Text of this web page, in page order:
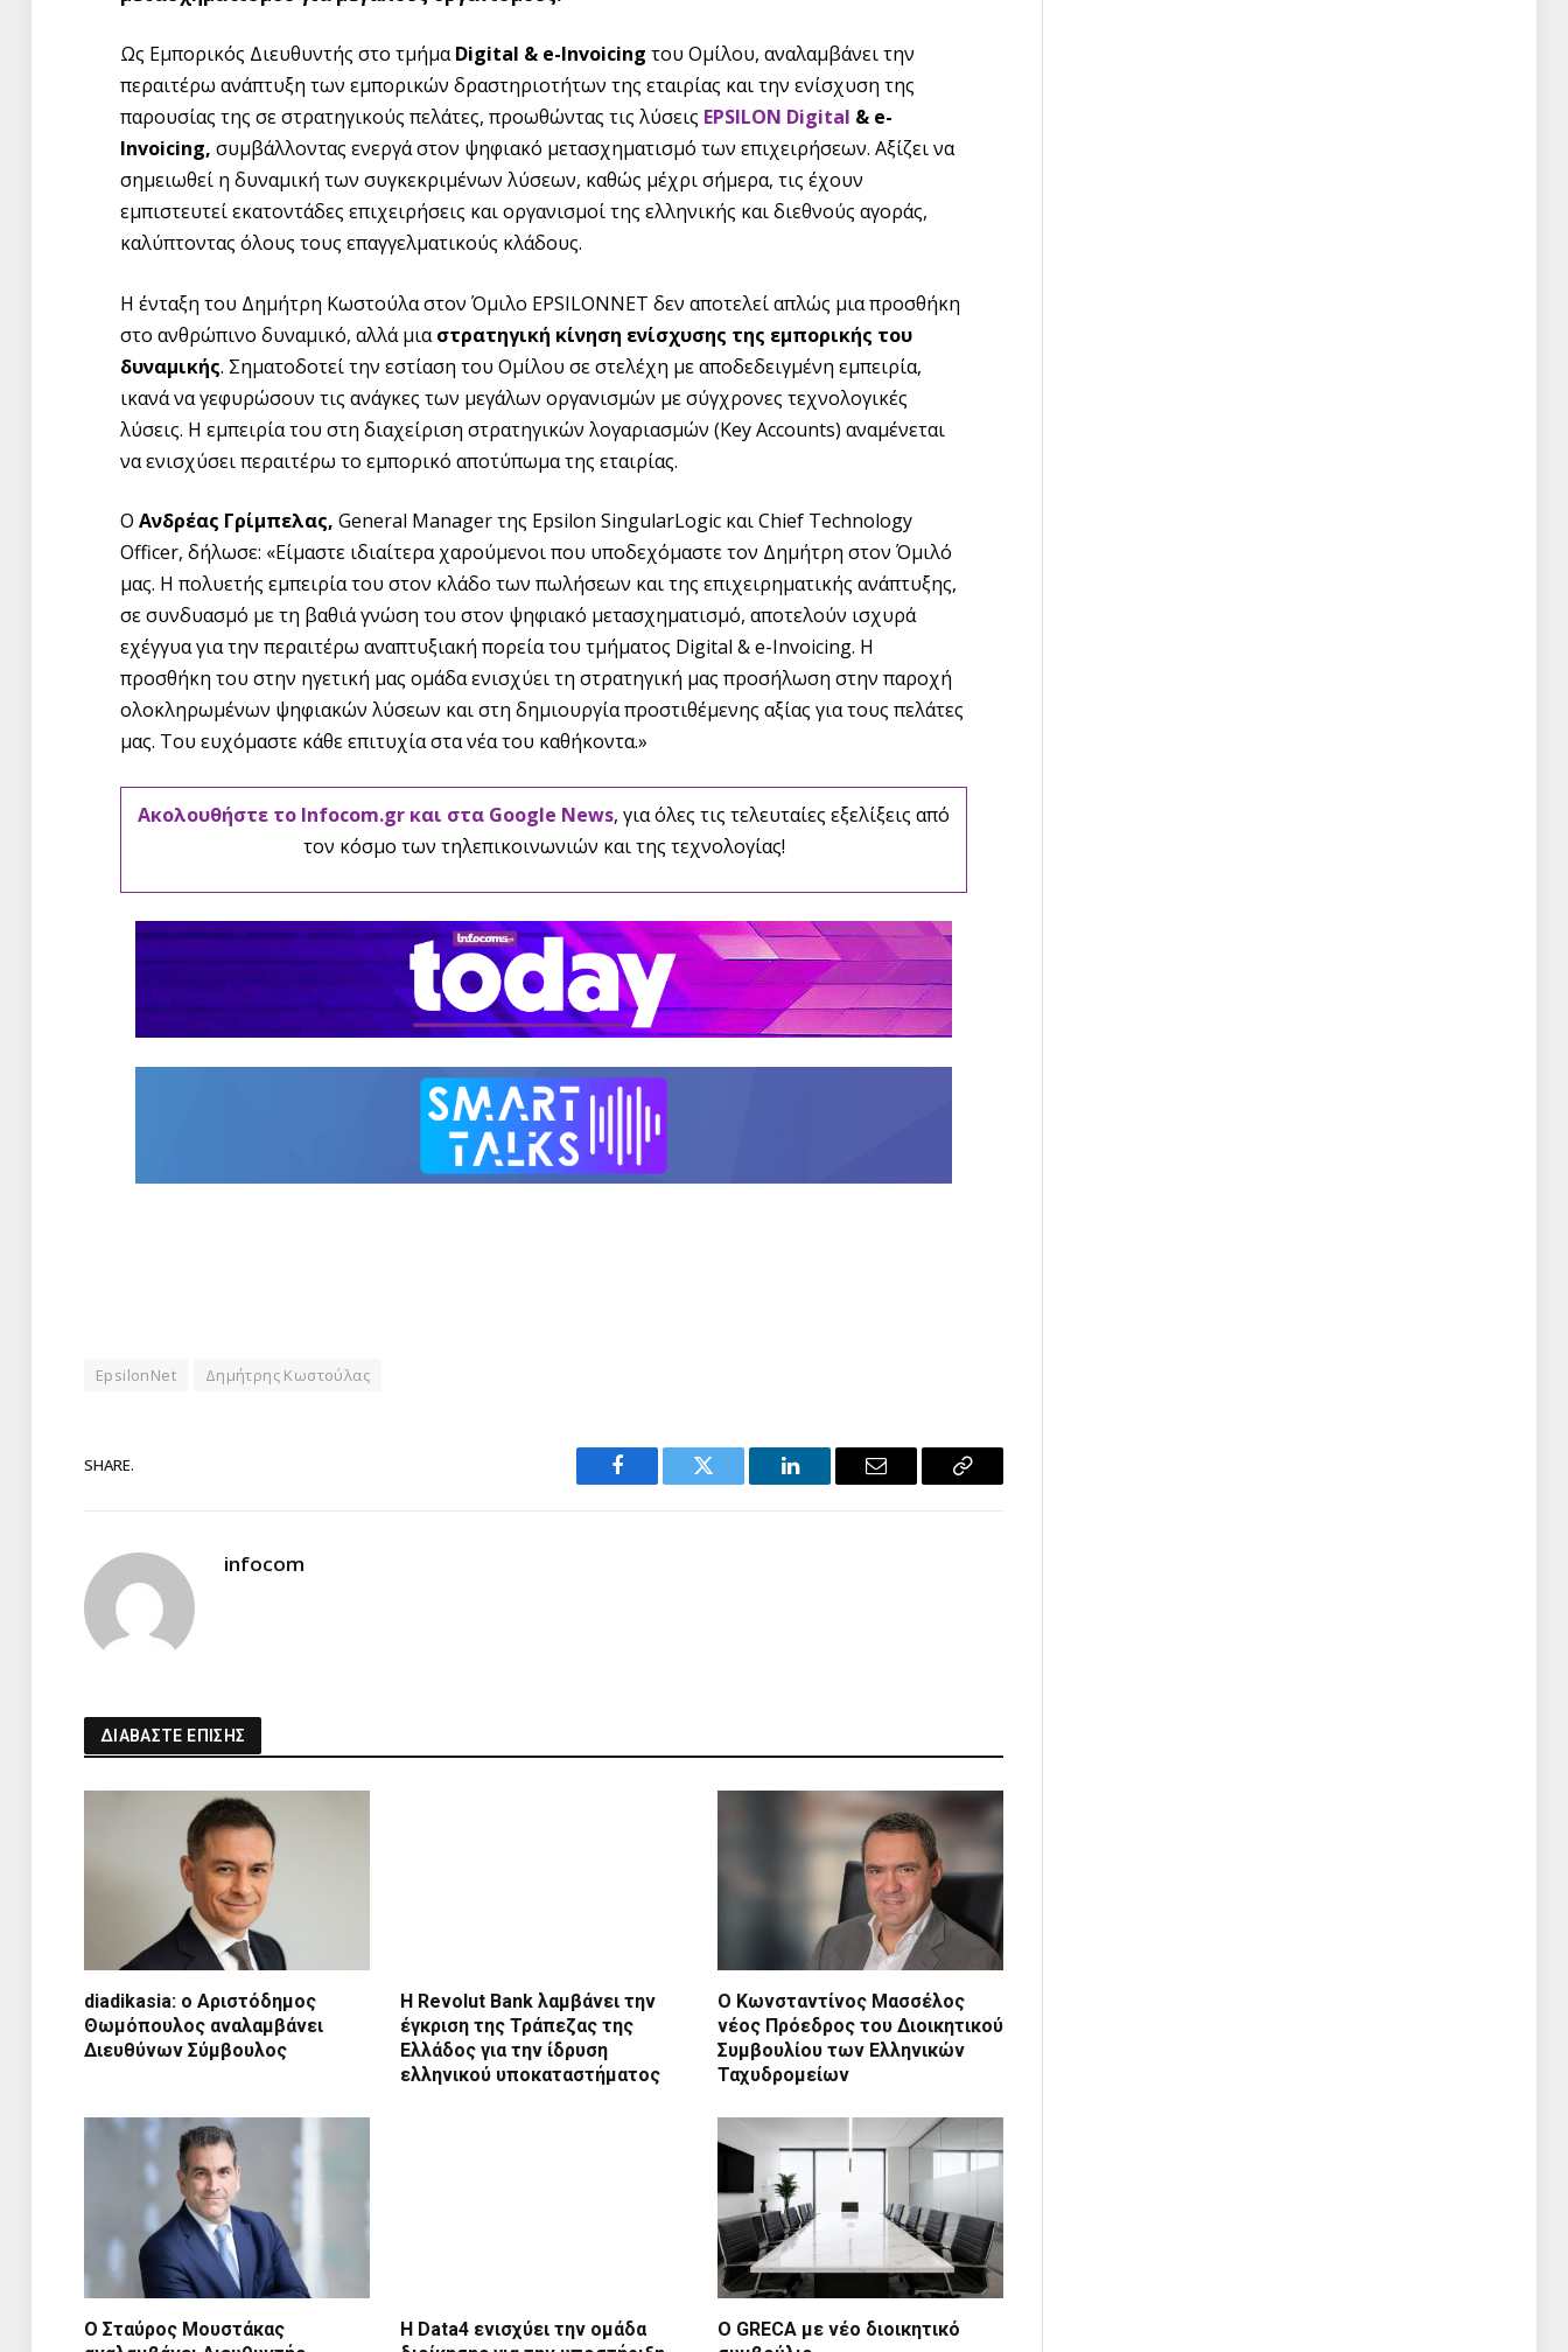
Ως Εμπορικός Διευθυντής στο τμήμαDigital & e-Invoicing του Ομίλου, αναλαμβάνει την
περαιτέρω ανάπτυξη των εμπορικών δραστηριοτήτων της εταιρίας και την ενίσχυση της
παρουσίας της σε στρατηγικούς πελάτες, προωθώντας τις λύσεις EPSILON Digital & e-
Invoicing, συμβάλλοντας ενεργά στον ψηφιακό μετασχηματισμό των επιχειρήσεων. Αξίζει να
σημειωθεί η δυναμική των συγκεκριμένων λύσεων, καθώς μέχρι σήμερα, τις έχουν
εμπιστευτεί εκατοντάδες επιχειρήσεις και οργανισμοί της ελληνικής και διεθνούς αγοράς,
καλύπτοντας όλους τους επαγγελματικούς κλάδους.
Η ένταξη του Δημήτρη Κωστούλα στον Όμιλο EPSILONNET δεν αποτελεί απλώς μια προσθήκη
στο ανθρώπινο δυναμικό, αλλά μιαστρατηγική κίνηση ενίσχυσης της εμπορικής του
δυναμικής. Σηματοδοτεί την εστίαση του Ομίλου σε στελέχη με αποδεδειγμένη εμπειρία,
ικανά να γεφυρώσουν τις ανάγκες των μεγάλων οργανισμών με σύγχρονες τεχνολογικές
λύσεις. Η εμπειρία του στη διαχείριση στρατηγικών λογαριασμών (Key Accounts) αναμένεται
να ενισχύσει περαιτέρω το εμπορικό αποτύπωμα της εταιρίας.
Ο Ανδρέας Γρίμπελας, General Manager της Epsilon SingularLogic και Chief Technology
Officer, δήλωσε: «Είμαστε ιδιαίτερα χαρούμενοι που υποδεχόμαστε τον Δημήτρη στον Όμιλό
μας. Η πολυετής εμπειρία του στον κλάδο των πωλήσεων και της επιχειρηματικής ανάπτυξης,
σε συνδυασμό με τη βαθιά γνώση του στον ψηφιακό μετασχηματισμό, αποτελούν ισχυρά
εχέγγυα για την περαιτέρω αναπτυξιακή πορεία του τμήματος Digital & e-Invoicing. Η
προσθήκη του στην ηγετική μας ομάδα ενισχύει τη στρατηγική μας προσήλωση στην παροχή
ολοκληρωμένων ψηφιακών λύσεων και στη δημιουργία προστιθέμενης αξίας για τους πελάτες
μας. Του ευχόμαστε κάθε επιτυχία στα νέα του καθήκοντα.»
Ακολουθήστε το Infocom.gr και στα Google News, για όλες τις τελευταίες εξελίξεις από
τον κόσμο των τηλεπικοινωνιών και της τεχνολογίας!
EpsilonNet Δημήτρης Κωστούλας
SHARE.
Facebook Twitter LinkedIn Email
Copy
infocom
ΔΙΑΒΑΣΤΕ ΕΠΙΣΗΣ
diadikasia: ο Αριστόδημος
Θωμόπουλος αναλαμβάνει
Διευθύνων Σύμβουλος
Η Revolut Bank λαμβάνει την
έγκριση της Τράπεζας της
Ελλάδος για την ίδρυση
ελληνικού υποκαταστήματος
Ο Κωνσταντίνος Μασσέλος
νέος Πρόεδρος του Διοικητικού
Συμβουλίου των Ελληνικών
Ταχυδρομείων
Ο Σταύρος Μουστάκας
Η Data4 ενισχύει την ομάδα
Ο GRECA με νέο διοικητικό